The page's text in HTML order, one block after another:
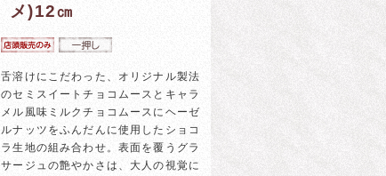
メ)12㎝
舌溶けにこだわった、オリジナル製法
のセミスイートチョコムースとキャラ
メル風味ミルクチョコムースにヘーゼ
ルナッツをふんだんに使用したショコ
ラ生地の組み合わせ。表面を覆うグラ
サージュの艶やかさは、大人の視覚に